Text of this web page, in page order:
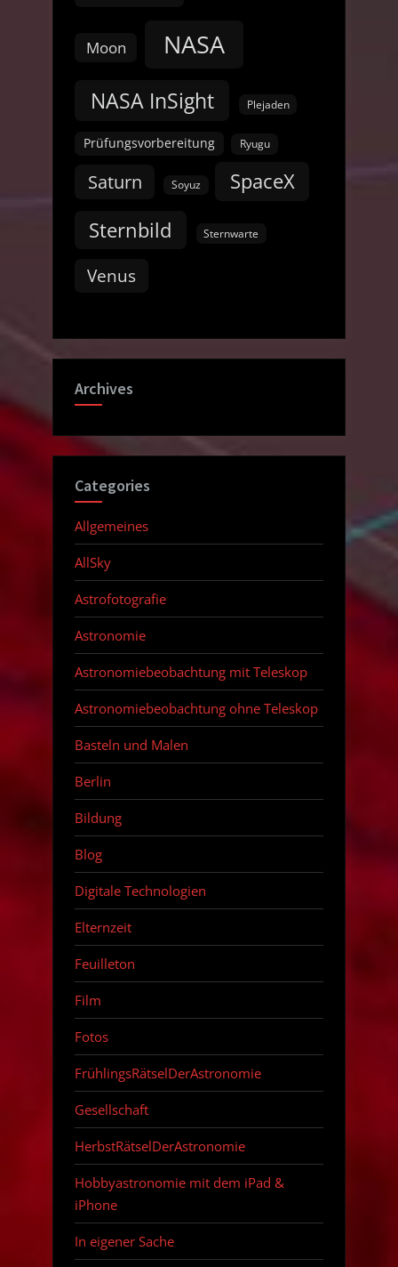
Moon NASA
NASA InSight Plejaden
Prüfungsvorbereitung Ryugu
Saturn Soyuz
SpaceX
Sternbild
Sternwarte
Venus
Archives
Categories
Allgemeines
AllSky
Astrofotografie
Astronomie
Astronomiebeobachtung mit Teleskop
Astronomiebeobachtung ohne Teleskop
Basteln und Malen
Berlin
Bildung
Blog
Digitale Technologien
Elternzeit
Feuilleton
Film
Fotos
FrühlingsRätselDerAstronomie
Gesellschaft
HerbstRätselDerAstronomie
Hobbyastronomie mit dem iPad &
iPhone
In eigener Sache